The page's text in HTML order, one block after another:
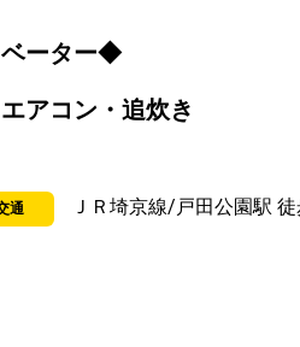
ーター◆
アコン・追炊き
通 ＪＲ埼京線/戸田公園駅